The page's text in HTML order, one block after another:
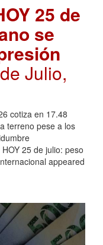
25 de
se
Julio,
cotiza en 17.48
terreno pese a los
25 de julio: peso
appeared